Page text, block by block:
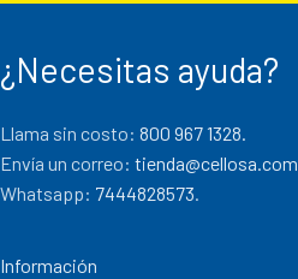
¿Necesitas ayuda?
Llama sin costo: 800 967 1328.
Envía un correo: tienda@cellosa.com
Whatsapp: 7444828573.
Información